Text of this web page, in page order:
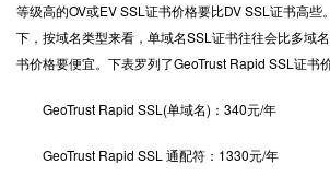
等级高的OV或EV SSL证书价格要比DV SSL证书高些
下，按域名类型来看，单域名SSL证书往往会比多域
书价格要便宜。下表罗列了GeoTrust Rapid SSL证书价
GeoTrust Rapid SSL(单域名)：340元/年
GeoTrust Rapid SSL 通配符：1330元/年